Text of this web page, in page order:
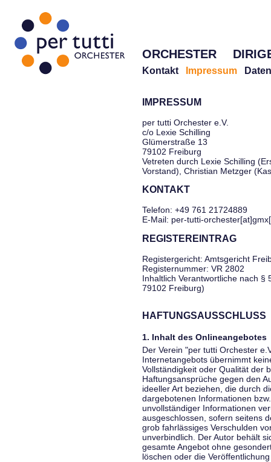
ORCHESTER
Kontakt Impressum
IMPRESSUM
per tutti Orchester e.V.
c/o Lexie Schilling
Glümerstraße 13
79102 Freiburg
Vetreten durch Lexie Schilling
Vorstand), Christian Metzger
KONTAKT
Telefon: +49 761 21724889
E-Mail: per-tutti-
REGISTEREINTRAG
Registergericht: Amtsgericht
Registernummer: VR 2802
Inhaltlich Verantwortliche nach §
79102 Freiburg)
HAFTUNGSAUSSCHLUSS
1. Inhalt des Onlineangebotes
Der Verein "per tutti Orchester
Internetangebots übernimmt
Vollständigkeit oder Qualität der
Haftungsansprüche gegen den
ideeller Art beziehen, die durch
dargebotenen Informationen
unvollständiger Informationen
ausgeschlossen, sofern seitens
grob fahrlässiges Verschulden
unverbindlich. Der Autor behält
gesamte Angebot ohne
löschen oder die